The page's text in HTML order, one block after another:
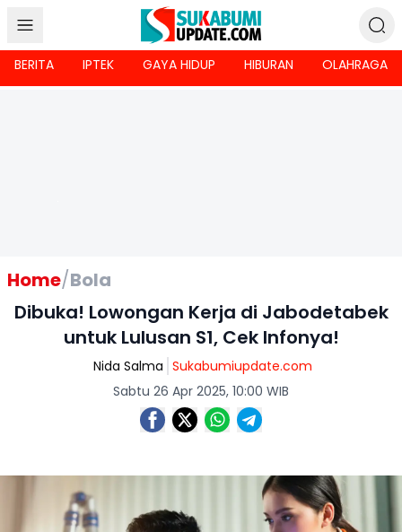
BERITA IPTEK GAYA HIDUP HIBURAN OLAHRAGA
Home/Bola
Dibuka! Lowongan Kerja di Jabodetabek
untuk Lulusan S1, Cek Infonya!
Nida Salma Sukabumiupdate.com
Sabtu 26 Apr 2025, 10:00 WIB